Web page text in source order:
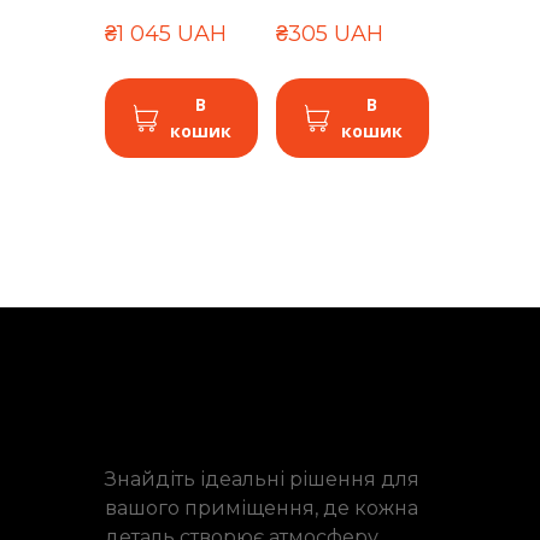
₴1 045 UAH
В
кошик
₴305 UAH
В
кошик
Знайдіть ідеальні рішення для
вашого приміщення, де кожна